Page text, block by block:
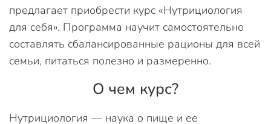
предлагает приобрести курс «Нутрициология
для себя». Программа научит самостоятельно
составлять сбалансированные рационы для всей
семьи, питаться полезно и размеренно.
О чем курс?
Нутрициология — наука о пище и ее